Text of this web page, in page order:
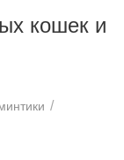
кошек и
/